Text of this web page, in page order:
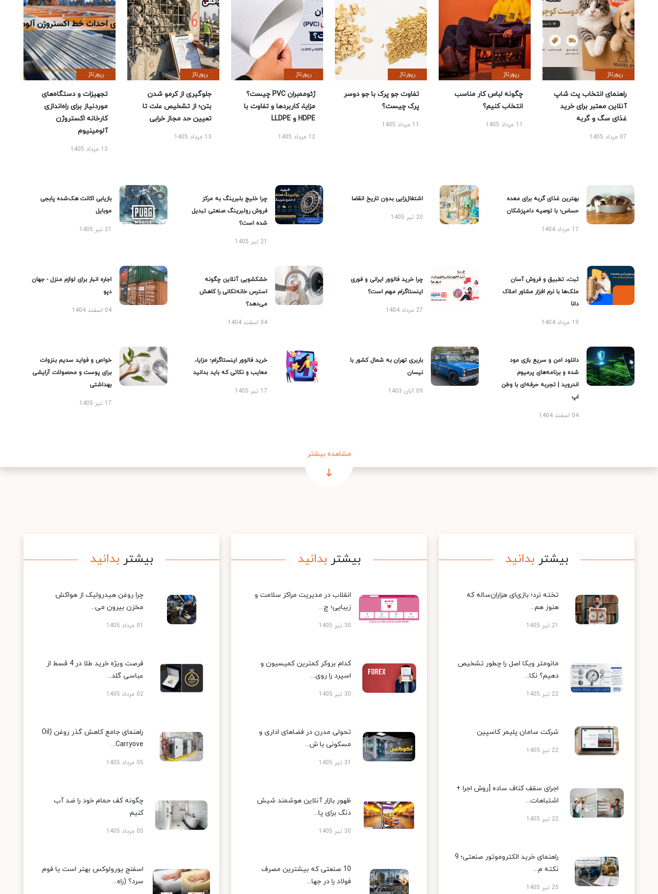
رپورتاژ
راهنمای انتخاب پت شاپ
آنلاین معتبر برای خرید
غذای سگ و گربه
07 مرداد 1405
رپورتاژ
چگونه لباس کار مناسب
انتخاب کنیم؟
11 مرداد 1405
رپورتاژ
تفاوت جو پرک با جو دوسر
پرک چیست؟
11 مرداد 1405
رپورتاژ
ژئوممبران PVC چیست؟
مزایا، کاربردها و تفاوت با
HDPE و LLDPE
12 مرداد 1405
رپورتاژ
جلوگیری از کرمو شدن
بتن؛ از تشخیص علت تا
تعیین حد مجاز خرابی
13 مرداد 1405
رپورتاژ
تجهیزات و دستگاه‌های
موردنیاز برای راه‌اندازی
کارخانه اکستروژن
آلومینیوم
13 مرداد 1405
بهترین غذای گربه برای معده
حساس؛ با توصیه دامپزشکان
17 مرداد 1404
اشتغال‌زایی بدون تاریخ انقضا
20 تیر 1405
چرا خلیج بلبرینگ به مرکز
فروش رولبرینگ صنعتی تبدیل
شده است؟
21 تیر 1405
بازیابی اکانت هک‌شده پابجی
موبایل
21 تیر 1405
ثبت، تطبیق و فروش آسان
ملک‌ها با نرم افزار مشاور املاک
دانا
19 مرداد 1404
چرا خرید فالوور ایرانی و فوری
اینستاگرام مهم است؟
27 مرداد 1404
خشکشویی آنلاین چگونه
استرس خانه‌تکانی را کاهش
می‌دهد؟
04 اسفند 1404
اجاره انبار برای لوازم منزل - جهان
دپو
04 اسفند 1404
دانلود امن و سریع بازی مود
شده و برنامه‌های پرمیوم
اندروید | تجربه حرفه‌ای با وطن
اپ
04 اسفند 1404
باربری تهران به شمال کشور با
نیسان
09 آبان 1403
خرید فالوور اینستاگرام؛ مزایا،
معایب و نکاتی که باید بدانید
17 تیر 1405
خواص و فواید سدیم بنزوات
برای پوست و محصولات آرایشی
بهداشتی
17 تیر 1405
مشاهده بیشتر
بیشتر بدانید
تخته نرد؛ بازی‌ای هزاران‌ساله که
هنوز هم...
21 تیر 1405
مانومتر ویکا اصل را چطور تشخیص
دهیم؟ نکا...
22 تیر 1405
شرکت سامان پلیمر کاسپین
22 تیر 1405
اجرای سقف کناف ساده [روش اجرا +
اشتباهات...
22 تیر 1405
راهنمای خرید الکتروموتور صنعتی؛ 9
نکته م...
25 تیر 1405
بیشتر بدانید
انقلاب در مدیریت مراکز سلامت و
زیبایی؛ چ...
30 تیر 1405
کدام بروکر کمترین کمیسیون و
اسپرد را روی...
30 تیر 1405
تحولی مدرن در فضاهای اداری و
مسکونی با ش...
31 تیر 1405
ظهور بازار آنلاین هوشمند شیش
دنگ برای پا...
30 تیر 1405
10 صنعتی که بیشترین مصرف
فولاد را در جها...
بیشتر بدانید
چرا روغن هیدرولیک از هواکش
مخزن بیرون می...
01 مرداد 1405
فرصت ویژه خرید طلا در 4 قسط از
عباسی گلد...
02 مرداد 1405
راهنمای جامع کاهش گذر روغن (Oil
Carryove...
05 مرداد 1405
چگونه کف حمام خود را ضد آب
کنیم
05 مرداد 1405
اسفنج یورولوکس بهتر است یا فوم
سرد؟ (راه...